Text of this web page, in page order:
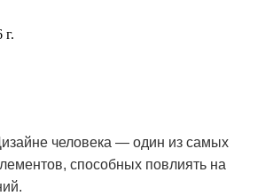
г.
человека — один из самых
способных повлиять на